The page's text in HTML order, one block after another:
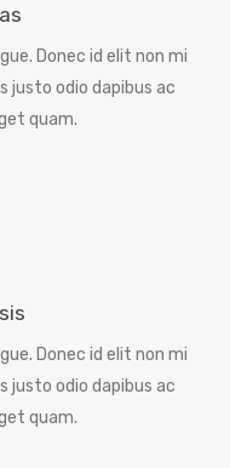
Donec id elit non mi
justo odio dapibus ac
quam.
Donec id elit non mi
justo odio dapibus ac
quam.